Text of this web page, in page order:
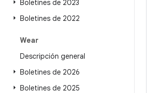
Boletines de 2023
Boletines de 2022
Wear
Descripción general
Boletines de 2026
Boletines de 2025